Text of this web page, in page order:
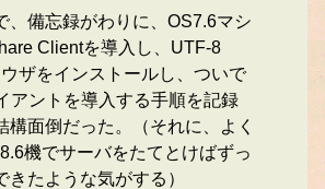
、備忘録がわりに、OS7.6マシ
Clientを導入し、UTF-8
ザをインストールし、ついで
アントを導入する手順を記録
構面倒だった。（それに、よく
機でサーバをたてとけばずっ
きたような気がする）